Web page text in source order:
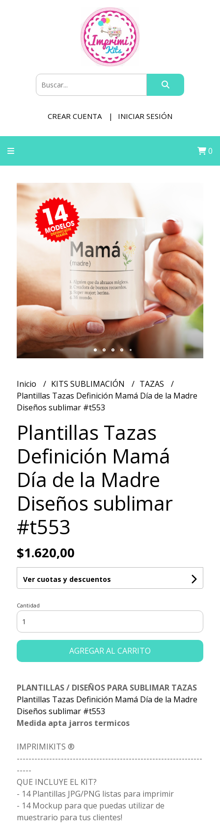
CREAR CUENTA INICIAR SESIÓN
0
Inicio KITS SUBLIMACIÓN
TAZAS
Plantillas Tazas Definición Mamá Día de la Madre
Diseños sublimar #t553
Plantillas Tazas
Definición Mamá
Día de la Madre
Diseños sublimar
#t553
$1.620,00
Ver cuotas y descuentos
Cantidad
AGREGAR AL CARRITO
PLANTILLAS / DISEÑOS PARA SUBLIMAR TAZAS
Plantillas Tazas Definición Mamá Día de la Madre
Diseños sublimar #t553
Medida apta jarros termicos
IMPRIMIKITS ®
---------------------------------------------------------------
-----
QUE INCLUYE EL KIT?
- 14 Plantillas JPG/PNG listas para imprimir
- 14 Mockup para que puedas utilizar de
muestrario para tus clientes!